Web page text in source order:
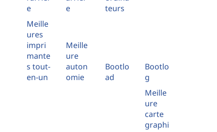
e
e
teurs
Meille
ures
impri
mante
s tout-
en-un
Meille
ure
auton
omie
Bootlo
ad
Bootlo
g
Meille
ure
carte
graphi